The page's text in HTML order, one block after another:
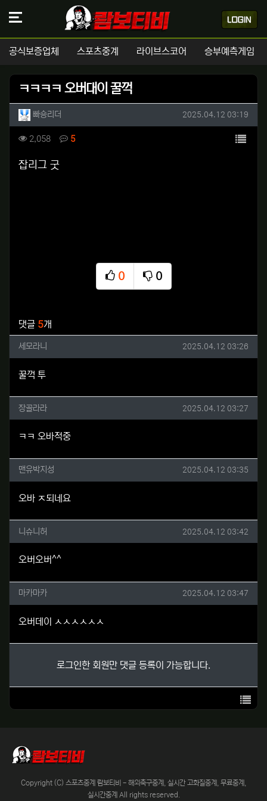
공식보증업체 스포츠중계 라이브스코어 승부예측게임
ㅋㅋㅋㅋ 오버대이 꿀꺽
작성자 정보
빠숑리더 작성일
2025.04.12 03:19
컨텐츠 정보
2,058조회 5댓글 목록
본문
잡리그 굿
0
추천
0
비추천
댓글 5개
세모라니님의 댓글
세모라니 작성일
2025.04.12 03:26
꿀꺽 투
장골라라님의 댓글
장골라라 작성일
2025.04.12 03:27
ㅋㅋ 오바적중
맨유박지성님의 댓글
맨유박지성 작성일
2025.04.12 03:35
오바 ㅈ되네요
니슈니허님의 댓글
니슈니허 작성일
2025.04.12 03:42
오버오버^^
마카마카님의 댓글
마카마카 작성일
2025.04.12 03:47
오버데이 ㅅㅅㅅㅅㅅㅅ
로그인한 회원만 댓글 등록이 가능합니다.
목록
Copyright (C) 스포츠중계 람보티비 - 해외축구중계, 실시간 고화질중계, 무료중계,
실시간중계 All rights reserved.